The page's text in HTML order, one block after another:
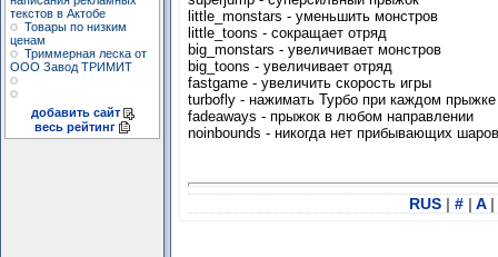
текстов в Актобе
Товары по низким
ценам
Триммерная леска от
ООО Завод ТРИМИТ
добавить сайт
весь рейтинг
little_monstars - уменьшить монстров
little_toons - сокращает отряд
big_monstars - увеличивает монстров
big_toons - увеличивает отряд
fastgame - увеличить скорость игры
turbofly - нажимать Турбо при каждом прыжке
fadeaways - прыжок в любом направлении
noinbounds - никогда нет прибывающих шаров
RUS | # | A |